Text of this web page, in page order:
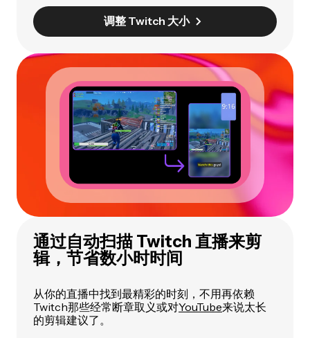
调整 Twitch 大小
通过自动扫描 Twitch 直播来剪
辑，节省数小时时间
从你的直播中找到最精彩的时刻，不用再依赖
Twitch那些经常断章取义或对YouTube来说太长
的剪辑建议了。